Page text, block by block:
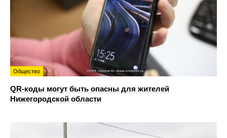
Общество
QR-коды могут быть опасны для жителей
Нижегородской области